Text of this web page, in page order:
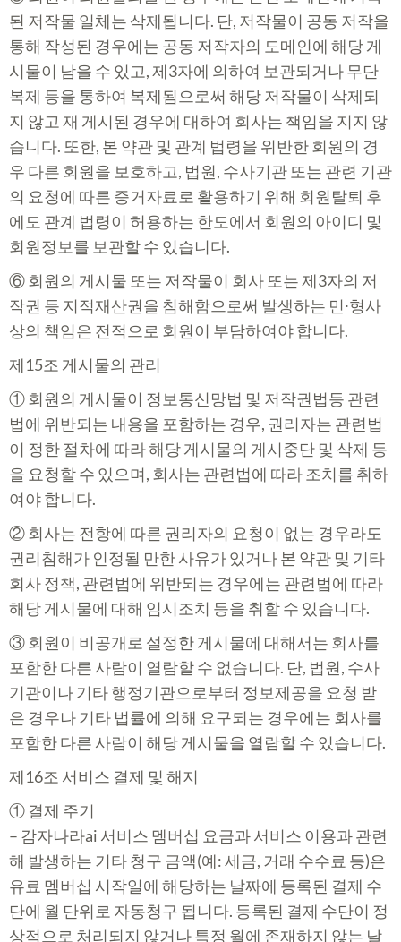
된 저작물 일체는 삭제됩니다. 단, 저작물이 공동 저작을
통해 작성된 경우에는 공동 저작자의 도메인에 해당 게
시물이 남을 수 있고, 제3자에 의하여 보관되거나 무단
복제 등을 통하여 복제됨으로써 해당 저작물이 삭제되
지 않고 재 게시된 경우에 대하여 회사는 책임을 지지 않
습니다. 또한, 본 약관 및 관계 법령을 위반한 회원의 경
우 다른 회원을 보호하고, 법원, 수사기관 또는 관련 기관
의 요청에 따른 증거자료로 활용하기 위해 회원탈퇴 후
에도 관계 법령이 허용하는 한도에서 회원의 아이디 및
회원정보를 보관할 수 있습니다.
⑥ 회원의 게시물 또는 저작물이 회사 또는 제3자의 저
작권 등 지적재산권을 침해함으로써 발생하는 민∙형사
상의 책임은 전적으로 회원이 부담하여야 합니다.
제15조 게시물의 관리
① 회원의 게시물이 정보통신망법 및 저작권법등 관련
법에 위반되는 내용을 포함하는 경우, 권리자는 관련법
이 정한 절차에 따라 해당 게시물의 게시중단 및 삭제 등
을 요청할 수 있으며, 회사는 관련법에 따라 조치를 취하
여야 합니다.
② 회사는 전항에 따른 권리자의 요청이 없는 경우라도
권리침해가 인정될 만한 사유가 있거나 본 약관 및 기타
회사 정책, 관련법에 위반되는 경우에는 관련법에 따라
해당 게시물에 대해 임시조치 등을 취할 수 있습니다.
③ 회원이 비공개로 설정한 게시물에 대해서는 회사를
포함한 다른 사람이 열람할 수 없습니다. 단, 법원, 수사
기관이나 기타 행정기관으로부터 정보제공을 요청 받
은 경우나 기타 법률에 의해 요구되는 경우에는 회사를
포함한 다른 사람이 해당 게시물을 열람할 수 있습니다.
제16조 서비스 결제 및 해지
① 결제 주기
– 감자나라ai 서비스 멤버십 요금과 서비스 이용과 관련
해 발생하는 기타 청구 금액(예: 세금, 거래 수수료 등)은
유료 멤버십 시작일에 해당하는 날짜에 등록된 결제 수
단에 월 단위로 자동청구 됩니다. 등록된 결제 수단이 정
상적으로 처리되지 않거나 특정 월에 존재하지 않는 날